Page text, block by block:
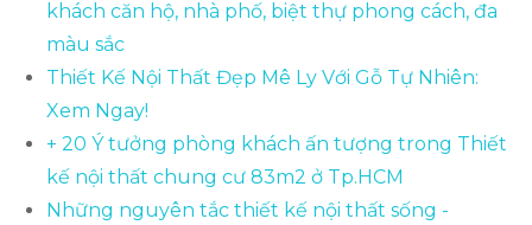
khách căn hộ, nhà phố, biệt thự phong cách, đa
màu sắc
Thiết Kế Nội Thất Đẹp Mê Ly Với Gỗ Tự Nhiên:
Xem Ngay!
+ 20 Ý tưởng phòng khách ấn tượng trong Thiết
kế nội thất chung cư 83m2 ở Tp.HCM
Những nguyên tắc thiết kế nội thất sống -